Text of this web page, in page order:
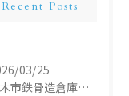
Recent Posts
03/25
🚧厚木市鉄骨造倉庫解体工事🚧